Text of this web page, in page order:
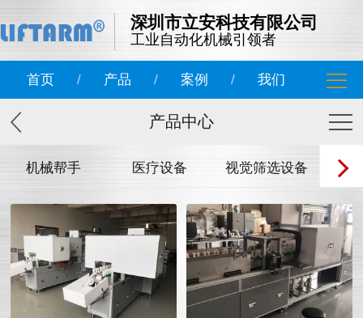
深圳市立安科技有限公司
工业自动化机械引领者
首页 / 产品 / 案例 / 我们
产品中心
机械帮手 医疗设备 视觉筛选设备 非